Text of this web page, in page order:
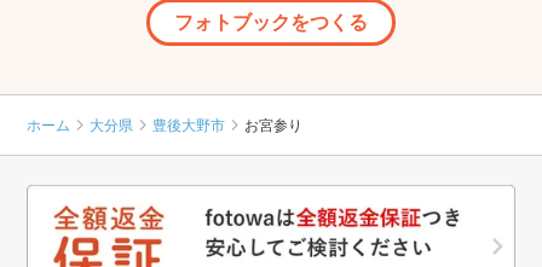
フォトブックをつくる
ホーム 大分県 豊後大野市 お宮参り